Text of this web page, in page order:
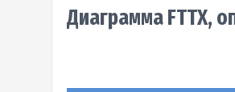
Диаграмма FTTX,